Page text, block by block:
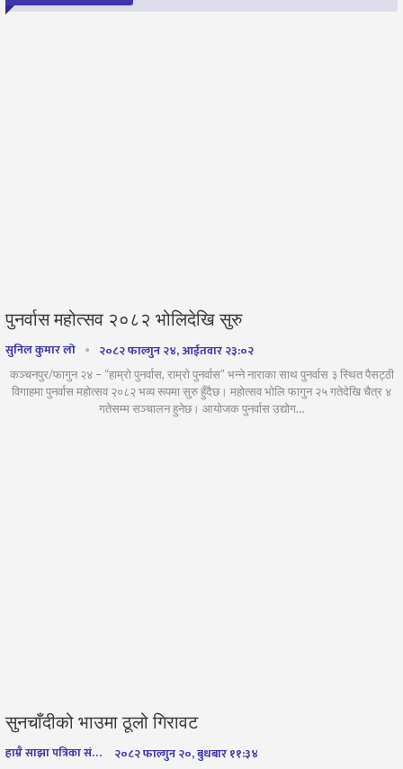
पुनर्वास महोत्सव २०८२ भोलिदेखि सुरु
सुनिल कुमार लो २०८२ फाल्गुन २४, आईतवार २३:०२
कञ्चनपुर/फागुन २४ – “हाम्रो पुनर्वास, राम्रो पुनर्वास” भन्ने नाराका साथ पुनर्वास ३ स्थित पैसट्ठी
विगाहमा पुनर्वास महोत्सव २०८२ भव्य रूपमा सुरु हुँदैछ। महोत्सव भोलि फागुन २५ गतेदेखि चैत्र ४
गतेसम्म सञ्चालन हुनेछ। आयोजक पुनर्वास उद्योग…
सुनचाँदीको भाउमा ठूलो गिरावट
हाम्रै साझा पत्रिका संवाददाता २०८२ फाल्गुन २०, बुधबार ११:३४